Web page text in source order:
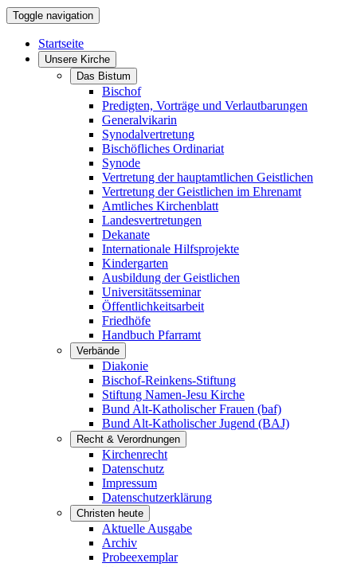
Toggle navigation
Startseite
Unsere Kirche
Das Bistum
Bischof
Predigten, Vorträge und Verlautbarungen
Generalvikarin
Synodalvertretung
Bischöfliches Ordinariat
Synode
Vertretung der hauptamtlichen Geistlichen
Vertretung der Geistlichen im Ehrenamt
Amtliches Kirchenblatt
Landesvertretungen
Dekanate
Internationale Hilfsprojekte
Kindergarten
Ausbildung der Geistlichen
Universitätsseminar
Öffentlichkeitsarbeit
Friedhöfe
Handbuch Pfarramt
Verbände
Diakonie
Bischof-Reinkens-Stiftung
Stiftung Namen-Jesu Kirche
Bund Alt-Katholischer Frauen (baf)
Bund Alt-Katholischer Jugend (BAJ)
Recht & Verordnungen
Kirchenrecht
Datenschutz
Impressum
Datenschutzerklärung
Christen heute
Aktuelle Ausgabe
Archiv
Probeexemplar